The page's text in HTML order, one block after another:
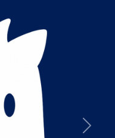
次へ